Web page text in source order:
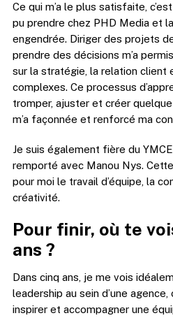
Ce qui m’a le plus satisfaite,
pu prendre chez PHD Media et
engendrée. Diriger des projets
prendre des décisions m’a
sur la stratégie, la relation client
complexes. Ce processus
tromper, ajuster et créer
m’a façonnée et renforcé ma
Je suis également fière du
remporté avec Manou Nys.
pour moi le travail d’équipe, la
créativité.
Pour finir, où te
ans ?
Dans cinq ans, je me vois
leadership au sein d’une
inspirer et accompagner une